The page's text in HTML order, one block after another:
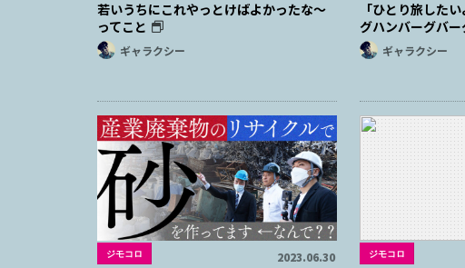
若いうちにこれやっとけばよかったな～
ってこと
ギャラクシー
「ひとり旅した
グハンバーグバ
ギャラクシー
ジモコロ 2023.06.30 ジモコロ